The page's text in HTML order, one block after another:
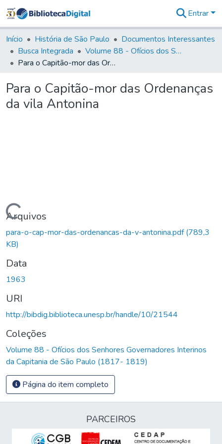
&
Coleções
Tudo na
Biblioteca
Estatísticas
Entrar
Início História de São Paulo
Documentos Interessantes
Busca Integrada
Volume 88 - Ofícios dos Senhores Governadores Interinos da Capitania de São Paulo (1817- 1819)
Para o Capitão-mor das Ordenanças da vila Antonina
Para o Capitão-mor das Ordenanças
da vila Antonina
Carregando...
Arquivos
para-o-cap-mor-das-ordenancas-da-v-antonina.pdf(789,3
KB)
Data
1963
URI
http://bibdig.biblioteca.unesp.br/handle/10/21544
Coleções
Volume 88 - Ofícios dos Senhores Governadores Interinos
da Capitania de São Paulo (1817- 1819)
Página do item completo
PARCEIROS